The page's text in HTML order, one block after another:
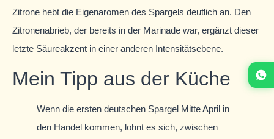
Zitrone hebt die Eigenaromen des Spargels deutlich an. Den
Zitronenabrieb, der bereits in der Marinade war, ergänzt dieser
letzte Säureakzent in einer anderen Intensitätsebene.
Mein Tipp aus der Küche
Wenn die ersten deutschen Spargel Mitte April in
den Handel kommen, lohnt es sich, zwischen